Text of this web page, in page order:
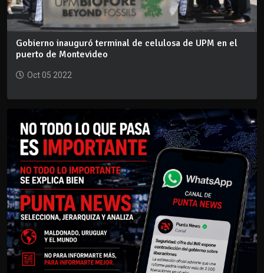
Gobierno inauguró terminal de celulosa de UPM en el
puerto de Montevideo
Oct 05 2022